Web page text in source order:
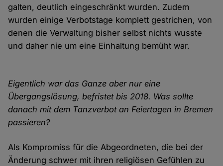
galten, deutlich eingeschränkt wurden. Zudem
wurden einige Verbotstage komplett gestrichen, von
denen die Verwaltung bisher selbst nichts wusste
und daher nie um eine Einhaltung bemüht war.
Eigentlich war das Ganze aber nur eine
Übergangslösung, befristet bis 2018. Was sollte
danach mit dem Tanzverbot an Feiertagen in Bremen
passieren?
Als Kompromiss für die Abgeordneten, die bei der
Änderung schwer mit ihren religiösen Gefühlen zu